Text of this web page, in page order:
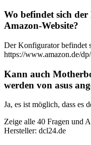
Wo befindet sich
Amazon-Website?
Der Konfigurator befindet
https://www.amazon.de/
Kann auch
werden von asus
Ja, es ist möglich, dass es
Zeige alle 40 Fragen und
Hersteller: dcl24.de